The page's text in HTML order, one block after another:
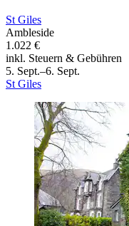
St Giles
Ambleside
1.022 €
inkl. Steuern & Gebühren
5. Sept.–6. Sept.
St Giles